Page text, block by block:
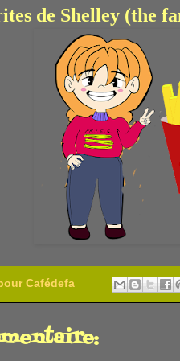
de Shelley (the
Cafédefa